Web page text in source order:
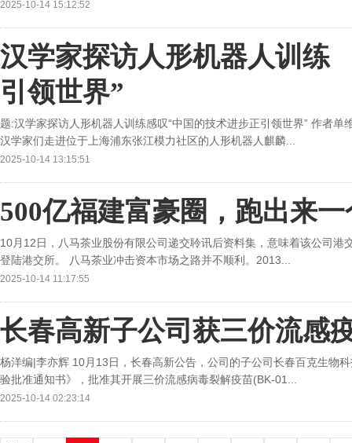
2025-10-14 15:12:52
汉学家探访人形机器人训
引领世界”
题:汉学家探访人形机器人训练感叹“中国的技术进步正引领世界” 作者
汉学家们走进位于上海浦东张江模力社区的人形机器人麒麟...
2025-10-14 13:15:51
500亿福建富豪圈，跑出来
10月12日，八马茶业股份有限公司递交聆讯后资料集，意味着该公司
登陆港交所。 八马茶业冲击资本市场之路并不顺利。2013...
2025-10-14 11:17:55
长春高新子公司获三价流感
杨洋编|李亦辉 10月13日，长春高新公告，公司的子公司长春百克生物
验批准通知书》，批准其开展三价流感病毒裂解疫苗(BK-01...
2025-10-14 02:23:14